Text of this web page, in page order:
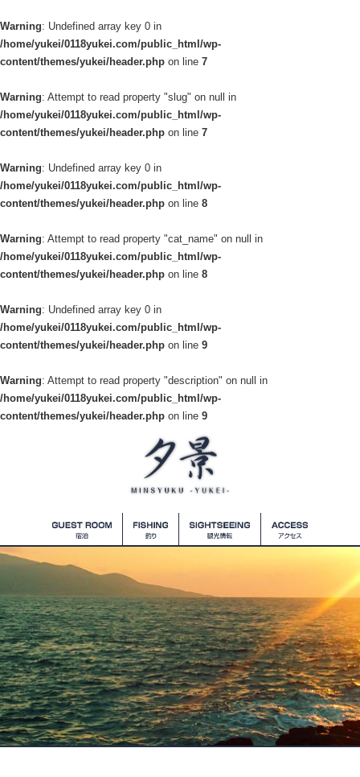
Warning: Undefined array key 0 in
/home/yukei/0118yukei.com/public_html/wp-
content/themes/yukei/header.php on line 7
Warning: Attempt to read property "slug" on null in
/home/yukei/0118yukei.com/public_html/wp-
content/themes/yukei/header.php on line 7
Warning: Undefined array key 0 in
/home/yukei/0118yukei.com/public_html/wp-
content/themes/yukei/header.php on line 8
Warning: Attempt to read property "cat_name" on null in
/home/yukei/0118yukei.com/public_html/wp-
content/themes/yukei/header.php on line 8
Warning: Undefined array key 0 in
/home/yukei/0118yukei.com/public_html/wp-
content/themes/yukei/header.php on line 9
Warning: Attempt to read property "description" on null in
/home/yukei/0118yukei.com/public_html/wp-
content/themes/yukei/header.php on line 9